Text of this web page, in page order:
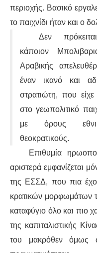
περιοχής. Βασικό
το παιχνίδι ήταν και ο
Δεν
κάποιον
Αραβικής
έναν ικανό και
στρατιώτη, που είχε
στο γεωπολιτικό
με όρους
θεοκρατικούς.
Επιθυμία
αριστερά εμφανίζεται
της ΕΣΣΔ, που πια
κρατικών μορφωμάτων
καταφύγιο όλο και πιο
της καπιταλιστικής
του μακρόθεν όμως